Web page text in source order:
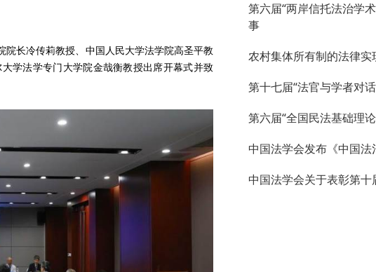
长冷传莉教授、中国人民大学法学院高圣平教
学法学专门大学院金哉衡教授出席开幕式并致
第六届“两岸信托法治学
事
农村集体所有制的法律
第十七届“法官与学者对
第六届“全国民法基础理
中国法学会发布《中国法
中国法学会关于表彰第十